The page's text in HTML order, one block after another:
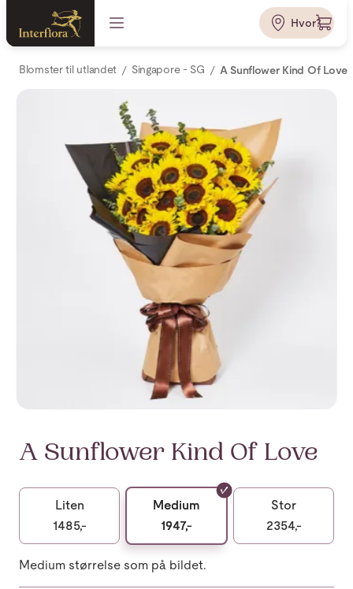
Hvor?
Blomster til utlandet Singapore - SG A Sunflower Kind Of Love
A Sunflower Kind Of Love
Liten
1485,-
Medium
1947,-
Stor
2354,-
Medium størrelse som på bildet.